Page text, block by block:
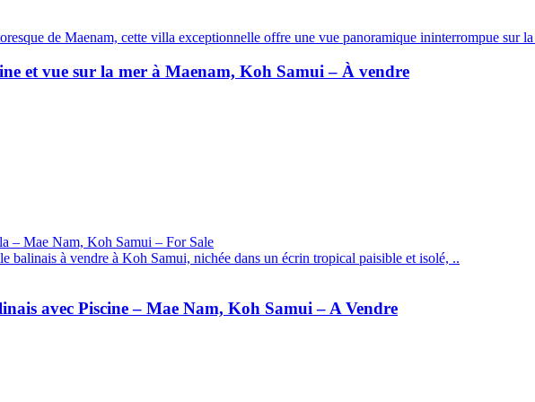
de Maenam, cette villa exceptionnelle offre une vue panoramique ininterrompue sur la
et vue sur la mer à Maenam, Koh Samui – À vendre
balinais à vendre à Koh Samui, nichée dans un écrin tropical paisible et isolé, ..
avec Piscine – Mae Nam, Koh Samui – A Vendre